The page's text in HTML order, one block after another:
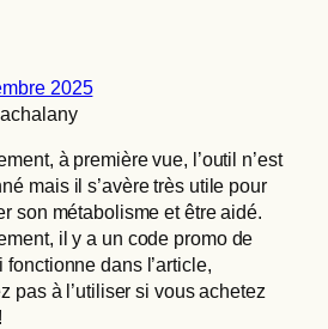
2025
à première vue, l’outil n’est
mais il s’avère très utile pour
son métabolisme et être aidé.
il y a un code promo de
fonctionne dans l’article,
pas à l’utiliser si vous achetez